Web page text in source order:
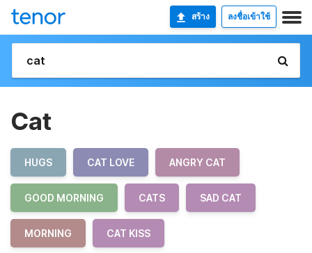
สร้าง ลงชื่อเข้าใช้
Cat
HUGS CAT LOVE ANGRY CAT
GOOD MORNING CATS SAD CAT
MORNING CAT KISS